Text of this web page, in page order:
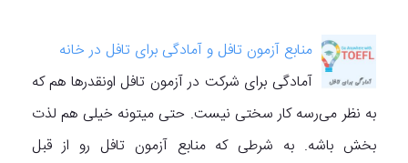
منابع آزمون تافل و آمادگی برای تافل در خانه
آمادگی برای شرکت در آزمون تافل اونقدرها هم که
به نظر می‌رسه کار سختی نیست. حتی میتونه خیلی هم لذت
بخش باشه. به شرطی که منابع آزمون تافل رو از قبل